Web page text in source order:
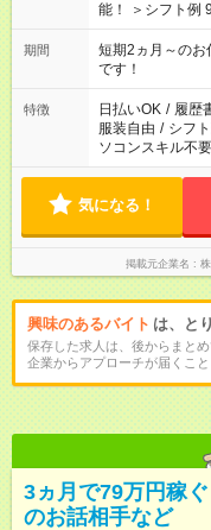
能！ ＞シフト例
のご都合に合わ
でお休みや時間
い。
期間
短期2ヵ月～の
です！
特徴 日払いOK / 履歴
服装自由 / シフ
ソコンスキル不要
気になる！
掲載元企業名
興味のあるバイト は、と
保存した求人は、後からまとめ
企業からアプローチが届くこと
3ヵ月で79万円稼
のお話相手など